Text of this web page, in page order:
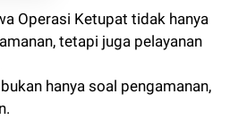
Operasi Ketupat tidak hanya
tetapi juga pelayanan
hanya soal pengamanan,